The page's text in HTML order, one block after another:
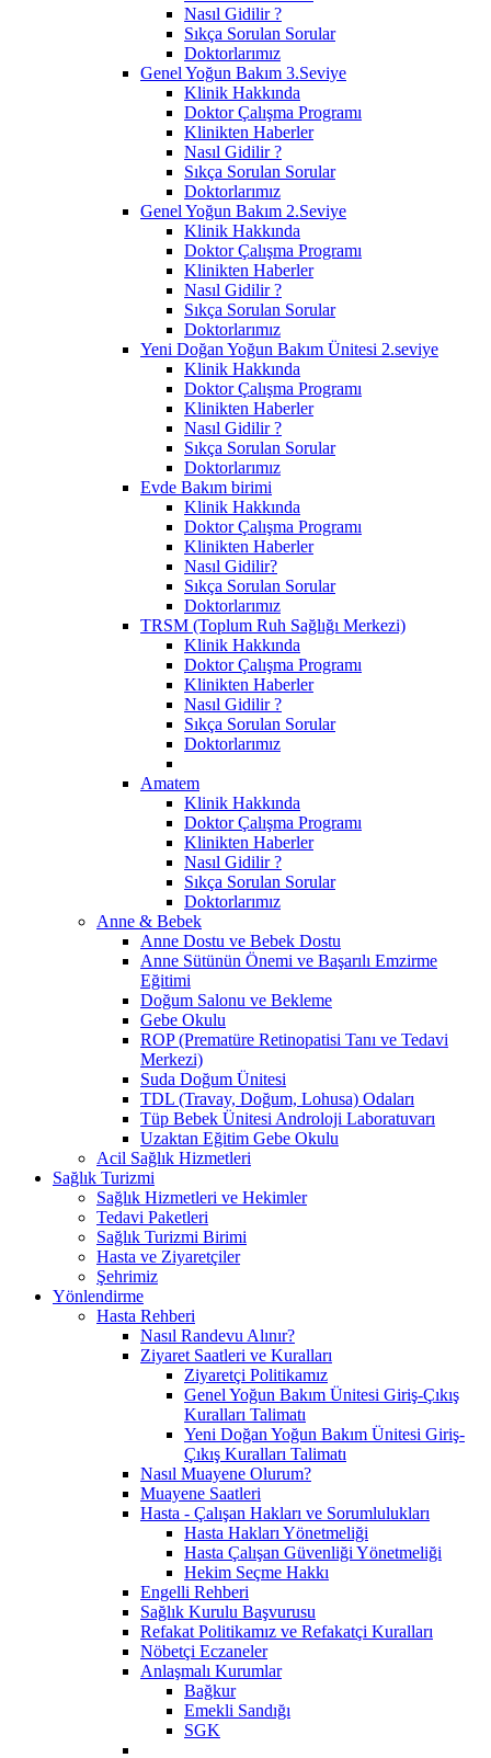
Nasıl Gidilir ?
Sıkça Sorulan Sorular
Doktorlarımız
Genel Yoğun Bakım 3.Seviye
Klinik Hakkında
Doktor Çalışma Programı
Klinikten Haberler
Nasıl Gidilir ?
Sıkça Sorulan Sorular
Doktorlarımız
Genel Yoğun Bakım 2.Seviye
Klinik Hakkında
Doktor Çalışma Programı
Klinikten Haberler
Nasıl Gidilir ?
Sıkça Sorulan Sorular
Doktorlarımız
Yeni Doğan Yoğun Bakım Ünitesi 2.seviye
Klinik Hakkında
Doktor Çalışma Programı
Klinikten Haberler
Nasıl Gidilir ?
Sıkça Sorulan Sorular
Doktorlarımız
Evde Bakım birimi
Klinik Hakkında
Doktor Çalışma Programı
Klinikten Haberler
Nasıl Gidilir?
Sıkça Sorulan Sorular
Doktorlarımız
TRSM (Toplum Ruh Sağlığı Merkezi)
Klinik Hakkında
Doktor Çalışma Programı
Klinikten Haberler
Nasıl Gidilir ?
Sıkça Sorulan Sorular
Doktorlarımız
Amatem
Klinik Hakkında
Doktor Çalışma Programı
Klinikten Haberler
Nasıl Gidilir ?
Sıkça Sorulan Sorular
Doktorlarımız
Anne & Bebek
Anne Dostu ve Bebek Dostu
Anne Sütünün Önemi ve Başarılı Emzirme
Eğitimi
Doğum Salonu ve Bekleme
Gebe Okulu
ROP (Prematüre Retinopatisi Tanı ve Tedavi
Merkezi)
Suda Doğum Ünitesi
TDL (Travay, Doğum, Lohusa) Odaları
Tüp Bebek Ünitesi Androloji Laboratuvarı
Uzaktan Eğitim Gebe Okulu
Acil Sağlık Hizmetleri
Sağlık Turizmi
Sağlık Hizmetleri ve Hekimler
Tedavi Paketleri
Sağlık Turizmi Birimi
Hasta ve Ziyaretçiler
Şehrimiz
Yönlendirme
Hasta Rehberi
Nasıl Randevu Alınır?
Ziyaret Saatleri ve Kuralları
Ziyaretçi Politikamız
Genel Yoğun Bakım Ünitesi Giriş-Çıkış
Kuralları Talimatı
Yeni Doğan Yoğun Bakım Ünitesi Giriş-
Çıkış Kuralları Talimatı
Nasıl Muayene Olurum?
Muayene Saatleri
Hasta - Çalışan Hakları ve Sorumlulukları
Hasta Hakları Yönetmeliği
Hasta Çalışan Güvenliği Yönetmeliği
Hekim Seçme Hakkı
Engelli Rehberi
Sağlık Kurulu Başvurusu
Refakat Politikamız ve Refakatçi Kuralları
Nöbetçi Eczaneler
Anlaşmalı Kurumlar
Bağkur
Emekli Sandığı
SGK